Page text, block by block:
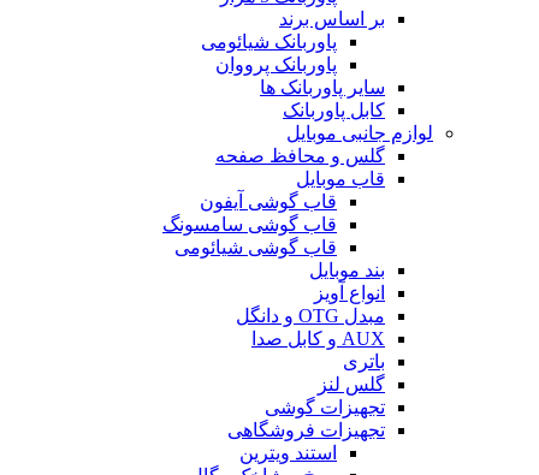
بر اساس برند
پاوربانک شیائومی
پاوربانک پرووان
سایر پاوربانک ها
کابل پاوربانک
لوازم جانبی موبایل
گلس و محافظ صفحه
قاب موبایل
قاب گوشی آیفون
قاب گوشی سامسونگ
قاب گوشی شیائومی
بند موبایل
انواع آویز
مبدل OTG و دانگل
AUX و کابل صدا
باتری
گلس لنز
تجهیزات گوشی
تجهیزات فروشگاهی
استند ویترین